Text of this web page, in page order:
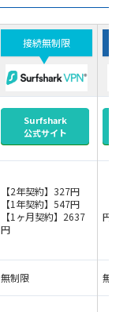
接続無制限
Surfshark
公式サイト
【2年契約】327円
【1年契約】547円
【1ヶ月契約】2637
円
円
無制限 無制